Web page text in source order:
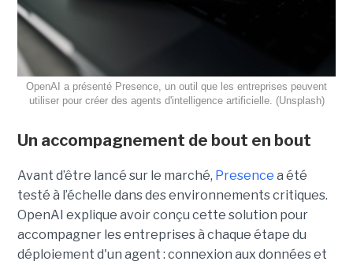
OpenAI a présenté Presence, un outil que les entreprises peuvent
utiliser pour créer des agents d'intelligence artificielle. (Unsplash)
Un accompagnement de bout en bout
Avant d’être lancé sur le marché, Presence a été
testé à l’échelle dans des environnements critiques.
OpenAI explique avoir conçu cette solution pour
accompagner les entreprises à chaque étape du
déploiement d'un agent : connexion aux données et